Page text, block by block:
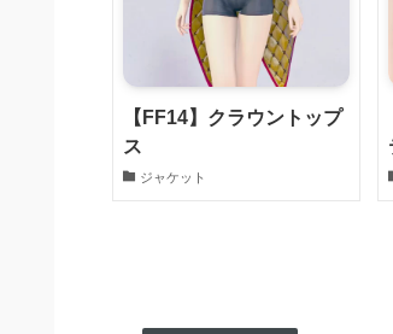
【FF14】クラウントップ
ス
ジャケット